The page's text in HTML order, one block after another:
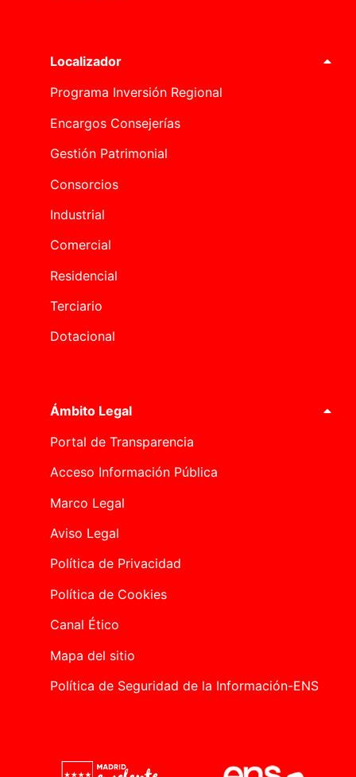
Localizador
Programa Inversión Regional
Encargos Consejerías
Gestión Patrimonial
Consorcios
Industrial
Comercial
Residencial
Terciario
Dotacional
Ámbito Legal
Portal de Transparencia
Acceso Información Pública
Marco Legal
Aviso Legal
Política de Privacidad
Política de Cookies
Canal Ético
Mapa del sitio
Política de Seguridad de la Información-ENS